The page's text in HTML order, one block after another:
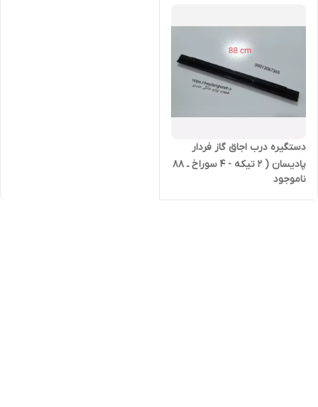
دستگیره درب اجاق گاز فردار
پادیسان ( 2 تیکه - 4 سوراخ ـ 88
سانتیمتر ـ مشکی)
ناموجود